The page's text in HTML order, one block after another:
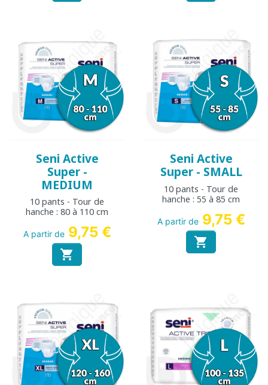
Seni Active
Super -
MEDIUM
10 pants - Tour de
hanche : 80 à 110 cm
A partir de 9,75 €

Seni Active
Super - SMALL
10 pants - Tour de
hanche : 55 à 85 cm
A partir de 9,75 €
